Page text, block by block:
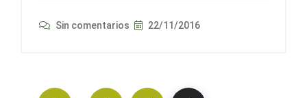
Sin comentarios 22/11/2016